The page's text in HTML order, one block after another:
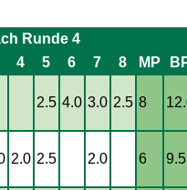
Runde 4
4 5 6 7 8 MP
2.5 4.0 3.0 2.5 8
2.0 2.5 2.0 6 9.5